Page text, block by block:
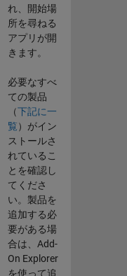
れ、開始場
所を尋ねる
アプリが開
きます。
必要なすべ
ての製品
（下記に一
覧）がイン
ストールさ
れているこ
とを確認し
てくださ
い。製品を
追加する必
要がある場
合は、Add-
On Explorer
を使って追